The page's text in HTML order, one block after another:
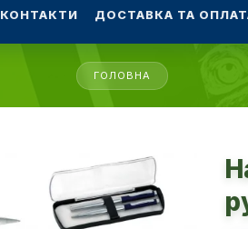
КОНТАКТИ ДОСТАВКА ТА
ГОЛОВНА